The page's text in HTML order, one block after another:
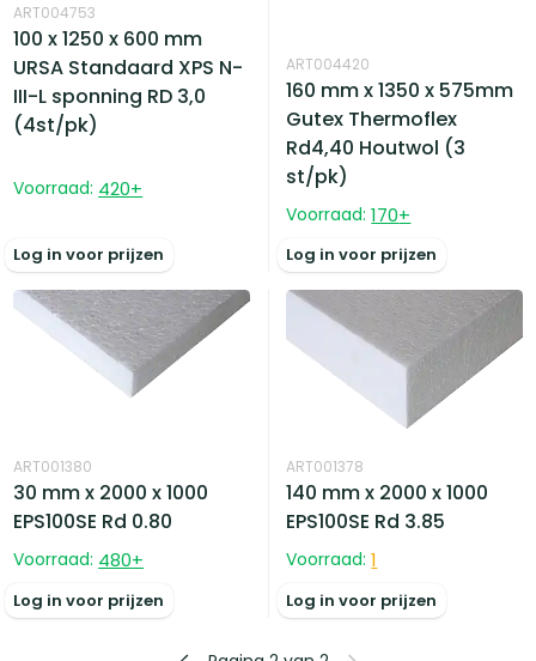
ART004753
100 x 1250 x 600 mm
URSA Standaard XPS N-
III-L sponning RD 3,0
(4st/pk)
Voorraad: 420+
Log in voor prijzen
ART004420
160 mm x 1350 x 575mm
Gutex Thermoflex
Rd4,40 Houtwol (3
st/pk)
Voorraad: 170+
Log in voor prijzen
ART001380
30 mm x 2000 x 1000
EPS100SE Rd 0.80
Voorraad: 480+
Log in voor prijzen
ART001378
140 mm x 2000 x 1000
EPS100SE Rd 3.85
Voorraad: 1
Log in voor prijzen